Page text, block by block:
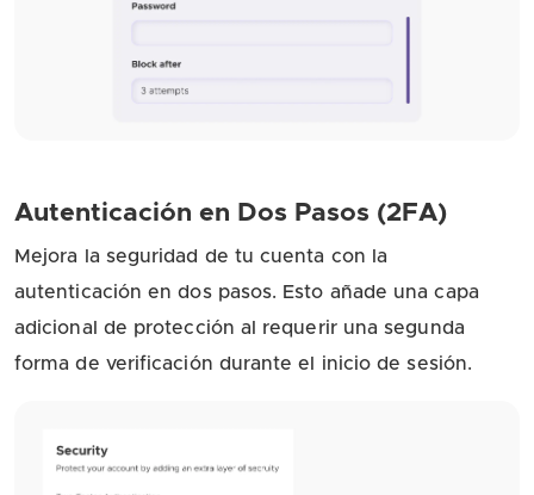
Autenticación en Dos Pasos (2FA)
Mejora la seguridad de tu cuenta con la
autenticación en dos pasos. Esto añade una capa
adicional de protección al requerir una segunda
forma de verificación durante el inicio de sesión.